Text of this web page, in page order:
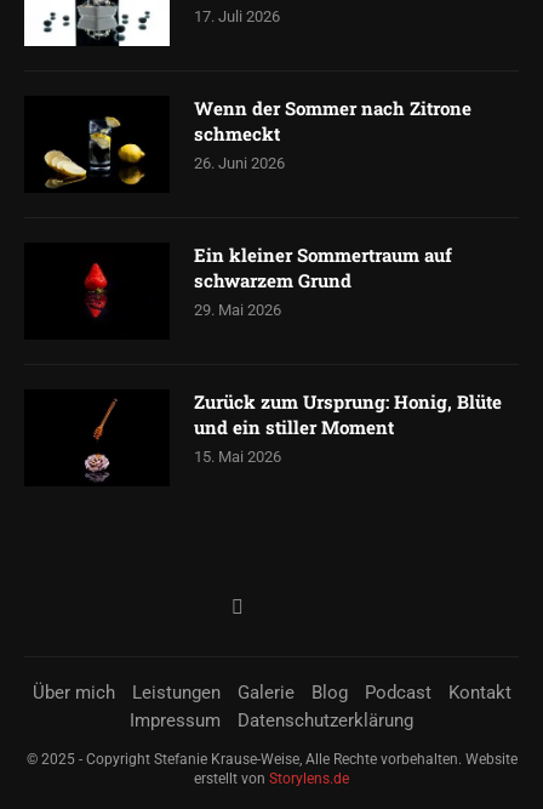
17. Juli 2026
Wenn der Sommer nach Zitrone
schmeckt
26. Juni 2026
Ein kleiner Sommertraum auf
schwarzem Grund
29. Mai 2026
Zurück zum Ursprung: Honig, Blüte
und ein stiller Moment
15. Mai 2026
Über mich Leistungen Galerie Blog Podcast
Kontakt
Impressum
Datenschutzerklärung
© 2025 - Copyright Stefanie Krause-Weise, Alle Rechte vorbehalten. Website
erstellt von Storylens.de